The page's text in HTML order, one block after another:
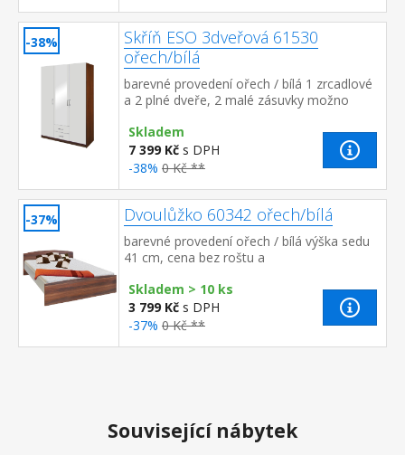
-38%
Skříň ESO 3dveřová 61530
ořech/bílá
barevné provedení ořech / bílá 1 zrcadlové
a 2 plné dveře, 2 malé zásuvky možno
Skladem
7 399 Kč s DPH
-38% 0 Kč **
-37% Dvoulůžko 60342 ořech/bílá
barevné provedení ořech / bílá výška sedu
41 cm, cena bez roštu a
200 cm nebo 2 kusy 90 × 200 cm a r...
Skladem > 10 ks
3 799 Kč s DPH
-37% 0 Kč **
Související nábytek